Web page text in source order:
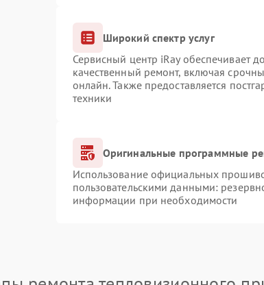
Широкий спектр услуг
Сервисный центр iRay обеспечивает
качественный ремонт, включая
онлайн. Также предоставляется
техники
Оригинальные программные
Использование официальных
пользовательскими данными:
информации при необходимости